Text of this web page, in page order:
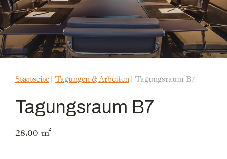
Startseite Tagungen & Arbeiten Tagungsraum B7
Tagungsraum B7
28.00 m²